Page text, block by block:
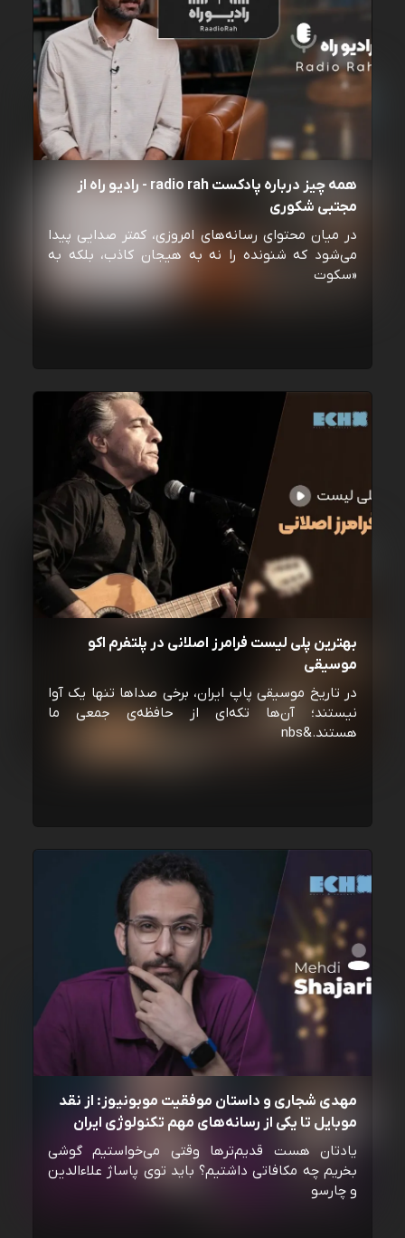
همه چیز درباره پادکست radio rah - رادیو راه از
مجتبی شکوری
در میان محتوای رسانه‌های امروزی، کمتر صدایی پیدا
می‌شود که شنونده را نه به هیجان کاذب، بلکه به
«سکوت
بهترین پلی لیست فرامرز اصلانی در پلتفرم اکو
موسیقی
در تاریخ موسیقی پاپ ایران، برخی صداها تنها یک آوا
نیستند؛ آن‌ها تکه‌ای از حافظه‌ی جمعی ما
هستند.&nbs
مهدی شجاری و داستان موفقیت موبونیوز: از نقد
موبایل تا یکی از رسانه‌‌های مهم تکنولوژی ایران
یادتان هست قدیم‌ترها وقتی می‌خواستیم گوشی
بخریم چه مکافاتی داشتیم؟ باید توی پاساژ علاءالدین
و چارسو